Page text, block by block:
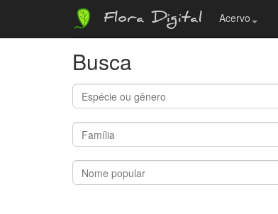
Flora Digital Acervo
Busca